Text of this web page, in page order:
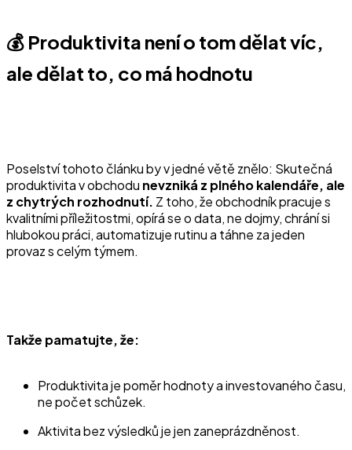
💰 Produktivita není o tom dělat víc,
ale dělat to, co má hodnotu
Poselství tohoto článku by v jedné větě znělo: Skutečná
produktivita v obchodu nevzniká z plného kalendáře, ale
z chytrých rozhodnutí. Z toho, že obchodník pracuje s
kvalitními příležitostmi, opírá se o data, ne dojmy, chrání si
hlubokou práci, automatizuje rutinu a táhne za jeden
provaz s celým týmem.
Takže pamatujte, že:
Produktivita je poměr hodnoty a investovaného času,
ne počet schůzek.
Aktivita bez výsledků je jen zaneprázdněnost.